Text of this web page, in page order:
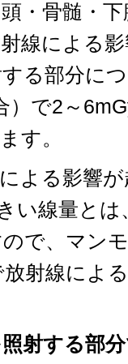
・骨髄・
線による
る部分に
）で2～
す。
よる影響
い線量と
で、マン
射線によ
射する部